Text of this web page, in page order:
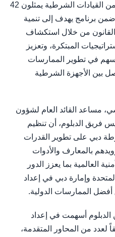
ويشارك في الدبلوم 60 منتسباً من القيادات الشرطية يمثلون 42
برنامج يهدف إلى تنمية
القانون من خلال استكشاف
المبتكرة، وتعزيز
يسهم في تطوير الممارسات
بين الأجهزة الشرطية
مساعد القائد العام لشؤون
فريق الدبلوم، أن تنظيم
دبي على تطوير القدرات
بالمعارف والأدوات
العالمية بما يعزز الدور
وإمارة دبي في إعداد
أفضل الممارسات الدولية.
الدبلوم أسهمت في إعداد
لعدد من المحاور المتقدمة،